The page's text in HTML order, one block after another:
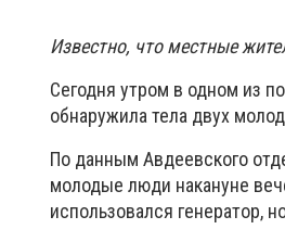
Известно, что местные
Сегодня утром в одном из
обнаружила тела двух
По данным Авдеевского
молодые люди накануне
использовался генератор,